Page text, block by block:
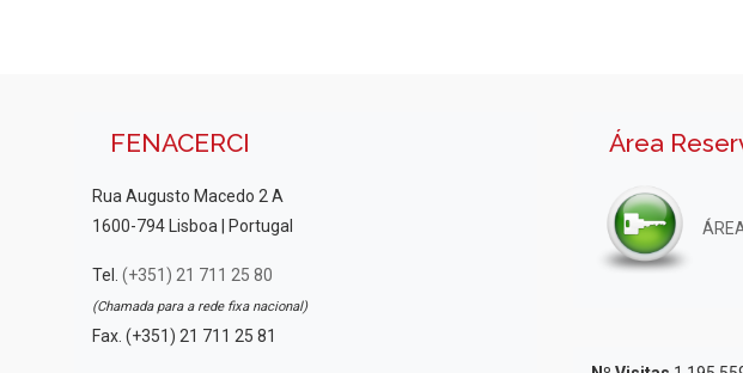
FENACERCI
Rua Augusto Macedo 2 A
1600-794 Lisboa | Portugal
Tel. (+351) 21 711 25 80
(Chamada para a rede fixa nacional)
Fax. (+351) 21 711 25 81
Área